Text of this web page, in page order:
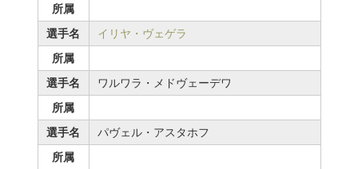
所属
選手名
イリヤ・ヴェゲラ
所属
選手名
ワルワラ・メドヴェーデワ
所属
選手名
パヴェル・アスタホフ
所属